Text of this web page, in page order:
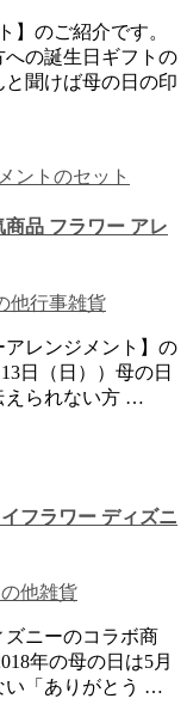
】のご紹介です。
の誕生日ギフトの
聞けば母の日の印
商品 フラワー アレ
他行事雑貨
アレンジメント】の
日（日））母の日
えられない方 …
フラワー ディズニ
他雑貨
ズニーのコラボ商
年の母の日は5月
い「ありがとう …